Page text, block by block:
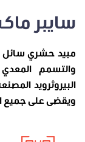
سايبر ماكس
مبيد حشري سائل
والتسمم
البيروثرويد
ويقضى على جميع